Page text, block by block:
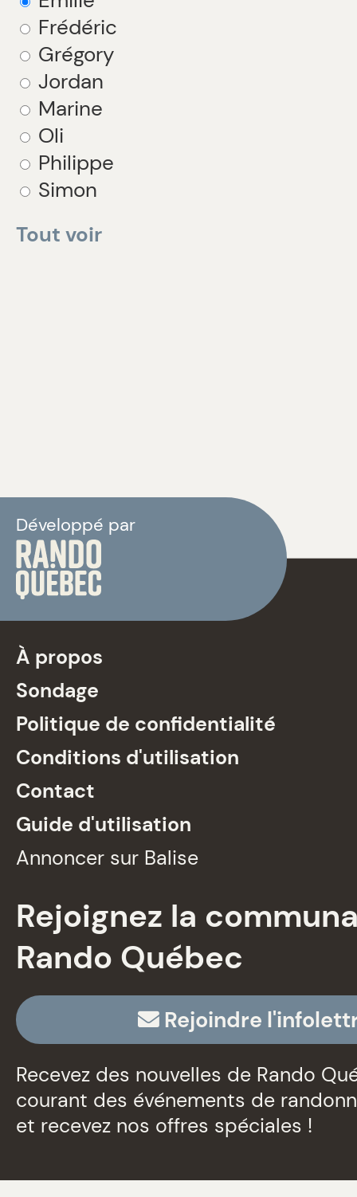
Frédéric
Grégory
Jordan
Marine
Oli
Philippe
Simon
Tout voir
Développé par
À propos
Sondage
Politique de confidentialité
Conditions d'utilisation
Contact
Guide d'utilisation
Annoncer sur Balise
Rejoignez la
Rando Québec
Rejoindre
Recevez des nouvelles de Rando
courant des événements de
et recevez nos offres spéciales !